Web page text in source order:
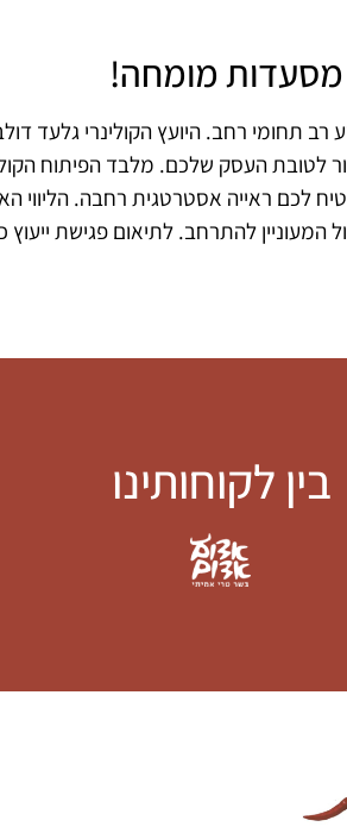
מסעדות מומחה!
30 שנה מעניקה לכם גישה לידע רב תחומי רחב. היועץ הקולינרי גלעד
לטובת העסק שלכם. מלבד הפיתוח
לכם ראייה אסטרטגית רחבה. הליווי
להתרחב. לתיאום פגישת ייעוץ
בין לקוחותינו